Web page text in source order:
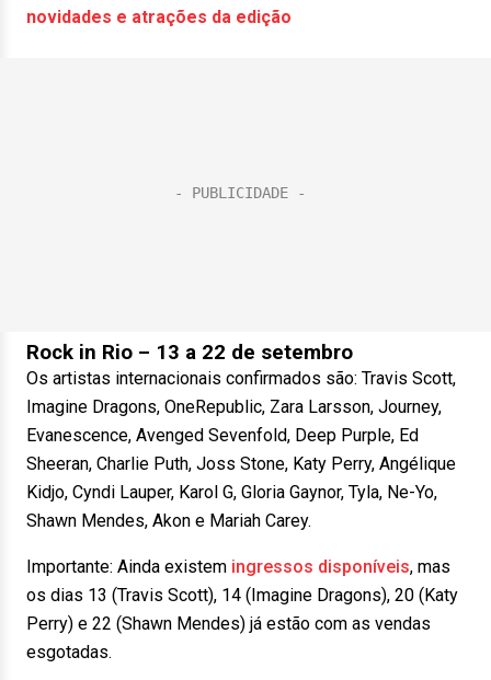
novidades e atrações da edição
Rock in Rio – 13 a 22 de setembro
Os artistas internacionais confirmados são: Travis Scott,
Imagine Dragons, OneRepublic, Zara Larsson, Journey,
Evanescence, Avenged Sevenfold, Deep Purple, Ed
Sheeran, Charlie Puth, Joss Stone, Katy Perry, Angélique
Kidjo, Cyndi Lauper, Karol G, Gloria Gaynor, Tyla, Ne-Yo,
Shawn Mendes, Akon e Mariah Carey.
Importante: Ainda existem ingressos disponíveis, mas
os dias 13 (Travis Scott), 14 (Imagine Dragons), 20 (Katy
Perry) e 22 (Shawn Mendes) já estão com as vendas
esgotadas.